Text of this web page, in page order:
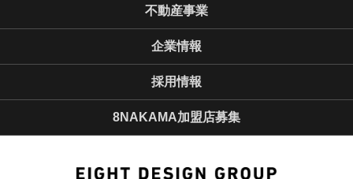
不動産事業
企業情報
採用情報
8NAKAMA加盟店募集